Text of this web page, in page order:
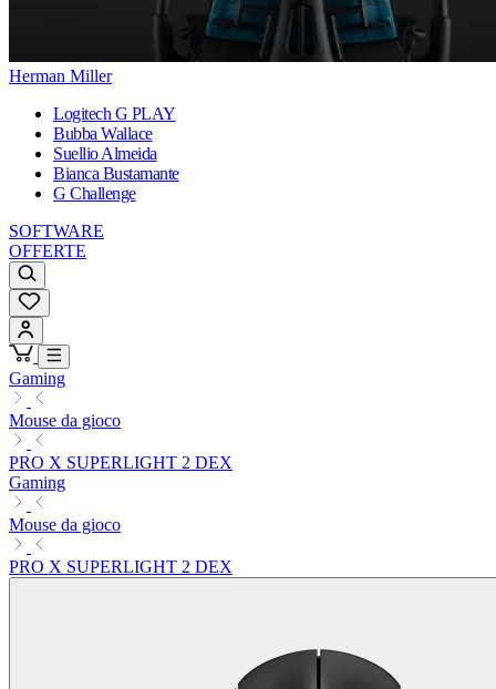
Herman Miller
Logitech G PLAY
Bubba Wallace
Suellio Almeida
Bianca Bustamante
G Challenge
SOFTWARE
OFFERTE
Gaming
Mouse da gioco
PRO X SUPERLIGHT 2 DEX
Gaming
Mouse da gioco
PRO X SUPERLIGHT 2 DEX